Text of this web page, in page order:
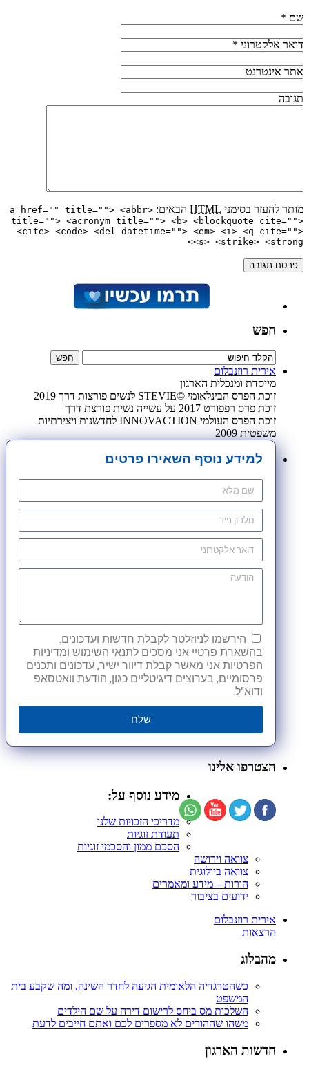
שם *
דואר אלקטרוני *
אתר אינטרנט
תגובה
מותר להעזר בסימני HTML הבאים:
<a href="" title=""> <abbr
title=""> <acronym title=""> <b> <blockquote cite="">
<cite> <code> <del datetime=""> <em> <i> <q cite="">
<s> <strike> <strong>
חפש
אירית רוזנבלום
מייסדת ומנכלית הארגון
זוכת הפרס הבינלאומי ©STEVIE לנשים פורצות דרך 2019
זוכת פרס רפפורט 2017 על עשייה נשית פורצת דרך
זוכת הפרס העולמי INNOVACTION לחדשנות ויצירתיות
משפטית 2009
למידע נוסף השאירו פרטים
הירשמו לניוזלטר לקבלת חדשות ועדכונים.
בהשארת פרטיי אני מסכים לתנאי השימוש ומדיניות
הפרטיות אני מאשר קבלת דיוור ישיר, עדכונים ותכנים
פרסומיים, בערוצים דיגיטליים כגון, הודעת וואטסאפ
ודוא"ל.
שלח
הצטרפו אלינו
מידע נוסף על:
מדריכי הזכויות שלנו
תעודת זוגיות
הסכם ממון והסכמי זוגיות
צוואה וירושה
צוואה ביולוגית
הורות – מידע ומאמרים
ידועים בציבור
אירית רוזנבלום
הרצאות
מהבלוג
כשהטרגדיה הלאומית הגיעה לחדר השינה, ומה שקבע בית
המשפט
השלכות מס ביחס לרישום דירה על שם הילדים
משהו שההורים לא מספרים לכם ואתם חייבים לדעת
חדשות הארגון